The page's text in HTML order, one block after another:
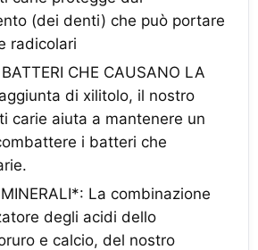
(dei denti) che può portare
radicolari
CHE CAUSANO LA
di xilitolo, il nostro
carie aiuta a mantenere un
i batteri che
La combinazione
degli acidi dello
e calcio, del nostro